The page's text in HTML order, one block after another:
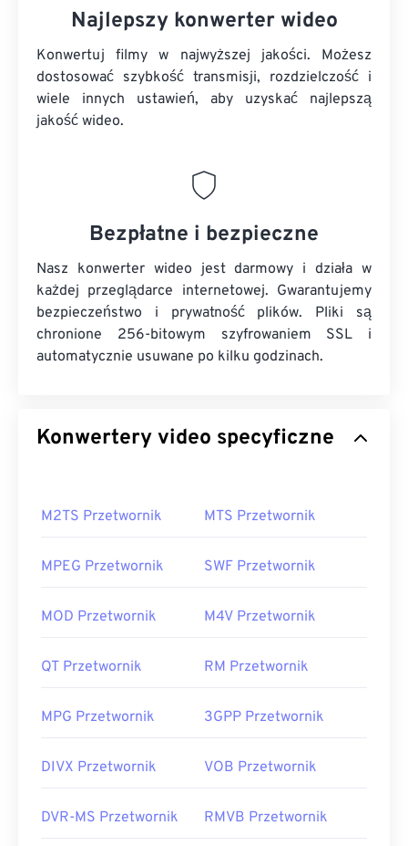
Najlepszy konwerter wideo
Konwertuj filmy w najwyższej jakości. Możesz
dostosować szybkość transmisji, rozdzielczość i
wiele innych ustawień, aby uzyskać najlepszą
jakość wideo.
Bezpłatne i bezpieczne
Nasz konwerter wideo jest darmowy i działa w
każdej przeglądarce internetowej. Gwarantujemy
bezpieczeństwo i prywatność plików. Pliki są
chronione 256-bitowym szyfrowaniem SSL i
automatycznie usuwane po kilku godzinach.
Konwertery video specyficzne
M2TS Przetwornik MTS Przetwornik
MPEG Przetwornik SWF Przetwornik
MOD Przetwornik M4V Przetwornik
QT Przetwornik RM Przetwornik
MPG Przetwornik 3GPP Przetwornik
DIVX Przetwornik VOB Przetwornik
DVR-MS Przetwornik RMVB Przetwornik